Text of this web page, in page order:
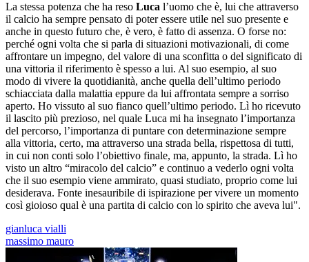
La stessa potenza che ha reso Luca l’uomo che è, lui che attraverso
il calcio ha sempre pensato di poter essere utile nel suo presente e
anche in questo futuro che, è vero, è fatto di assenza. O forse no:
perché ogni volta che si parla di situazioni motivazionali, di come
affrontare un impegno, del valore di una sconfitta o del significato di
una vittoria il riferimento è spesso a lui. Al suo esempio, al suo
modo di vivere la quotidianità, anche quella dell’ultimo periodo
schiacciata dalla malattia eppure da lui affrontata sempre a sorriso
aperto. Ho vissuto al suo fianco quell’ultimo periodo. Lì ho ricevuto
il lascito più prezioso, nel quale Luca mi ha insegnato l’importanza
del percorso, l’importanza di puntare con determinazione sempre
alla vittoria, certo, ma attraverso una strada bella, rispettosa di tutti,
in cui non conti solo l’obiettivo finale, ma, appunto, la strada. Lì ho
visto un altro “miracolo del calcio” e continuo a vederlo ogni volta
che il suo esempio viene ammirato, quasi studiato, proprio come lui
desiderava. Fonte inesauribile di ispirazione per vivere un momento
così gioioso qual è una partita di calcio con lo spirito che aveva lui".
gianluca vialli
massimo mauro